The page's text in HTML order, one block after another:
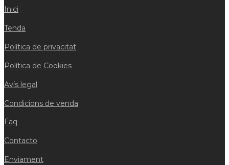
Inici
Tenda
Política de privacitat
Política de Cookies
Avís legal
Condicions de venda
Faq
Contacto
Enviament